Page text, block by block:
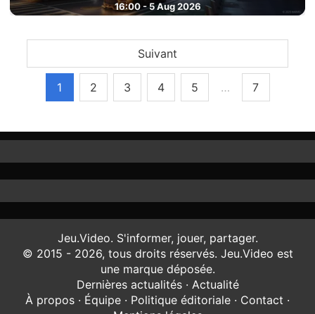
16:00 - 5 Aug 2026
Suivant
1 2 3 4 5 … 7
Jeu.Video. S'informer, jouer, partager.
© 2015 - 2026, tous droits réservés. Jeu.Video est
une marque déposée.
Dernières actualités· Actualité
À propos · Équipe · Politique éditoriale · Contact ·